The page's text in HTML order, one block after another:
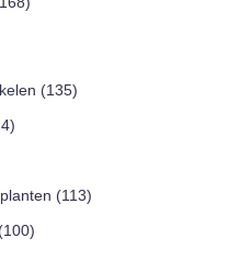
(135)
(113)